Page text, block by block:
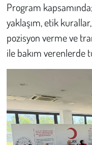
Program
yaklaşım, etik
pozisyon verme ve
ile bakım verenlerde
Günün İçinden
Vefat İlanları
Tarım
Son Dakika